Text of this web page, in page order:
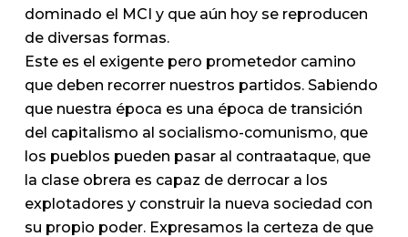
dominado el MCI y que aún hoy se reproducen
de diversas formas.
Este es el exigente pero prometedor camino
que deben recorrer nuestros partidos. Sabiendo
que nuestra época es una época de transición
del capitalismo al socialismo-comunismo, que
los pueblos pueden pasar al contraataque, que
la clase obrera es capaz de derrocar a los
explotadores y construir la nueva sociedad con
su propio poder. Expresamos la certeza de que